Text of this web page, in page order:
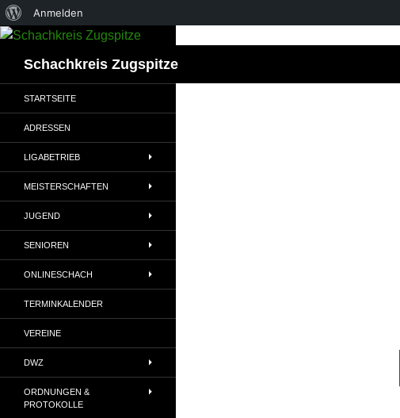
Über
WordPress
Anmelden
Zum
springenSchachkreis Zugspitze
STARTSEITE
ADRESSEN
LIGABETRIEB
MEISTERSCHAFTEN
JUGEND
SENIOREN
ONLINESCHACH
TERMINKALENDER
VEREINE
DWZ
ORDNUNGEN &
PROTOKOLLE